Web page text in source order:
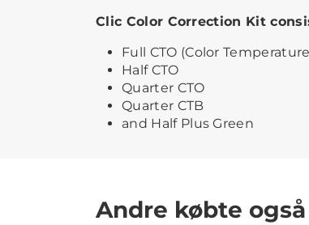
Clic Color Correction Kit
Full CTO (Color
Half CTO
Quarter CTO
Quarter CTB
and Half Plus Green
Andre købte også